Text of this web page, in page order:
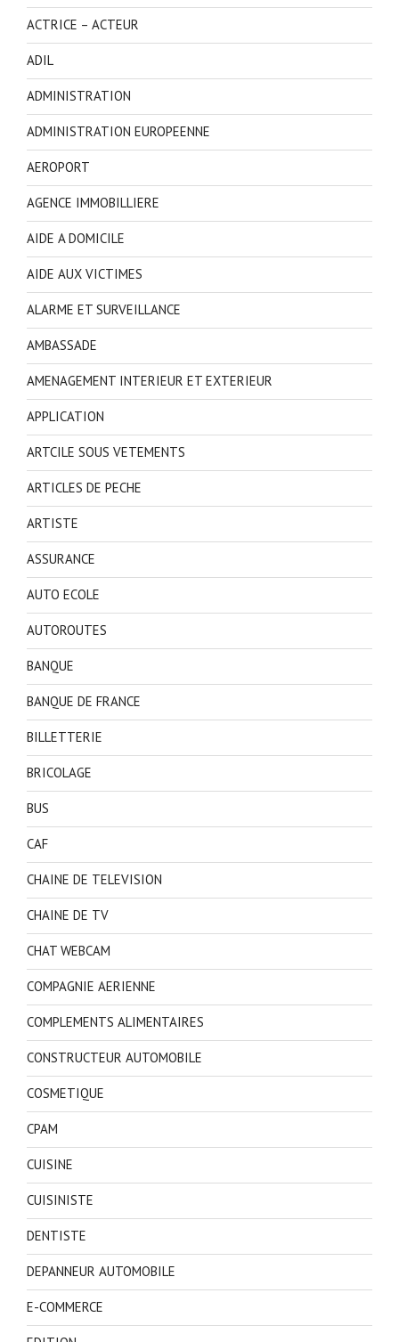
ACTRICE – ACTEUR
ADIL
ADMINISTRATION
ADMINISTRATION EUROPEENNE
AEROPORT
AGENCE IMMOBILLIERE
AIDE A DOMICILE
AIDE AUX VICTIMES
ALARME ET SURVEILLANCE
AMBASSADE
AMENAGEMENT INTERIEUR ET EXTERIEUR
APPLICATION
ARTCILE SOUS VETEMENTS
ARTICLES DE PECHE
ARTISTE
ASSURANCE
AUTO ECOLE
AUTOROUTES
BANQUE
BANQUE DE FRANCE
BILLETTERIE
BRICOLAGE
BUS
CAF
CHAINE DE TELEVISION
CHAINE DE TV
CHAT WEBCAM
COMPAGNIE AERIENNE
COMPLEMENTS ALIMENTAIRES
CONSTRUCTEUR AUTOMOBILE
COSMETIQUE
CPAM
CUISINE
CUISINISTE
DENTISTE
DEPANNEUR AUTOMOBILE
E-COMMERCE